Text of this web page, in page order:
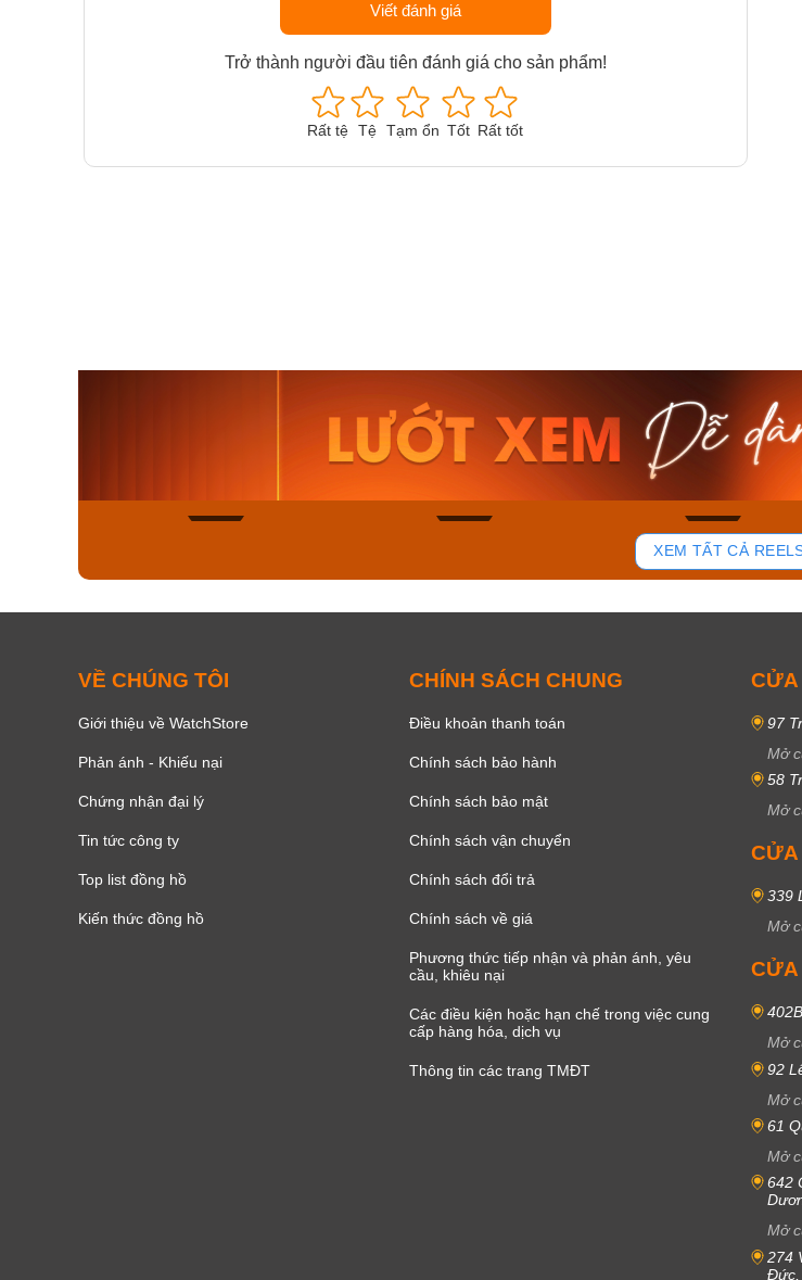
Viết đánh giá
Trở thành người đầu tiên đánh giá cho sản phẩm!
Rất tệ Tệ Tạm ổn Tốt Rất tốt
Casio Nam MTS-
115D-1AVDF
2.823.000₫
2.399.550₫
Mua ngay
Casio Nam MTS-
RS100L-1AVDF
4.276.000₫
3.634.600₫
XEM TẤT CẢ
VỀ CHÚNG TÔI
Giới thiệu về WatchStore
Phản ánh - Khiếu nại
Chứng nhận đại lý
Tin tức công ty
Top list đồng hồ
Kiến thức đồng hồ
CHÍNH SÁCH CHUNG
Điều khoản thanh toán
Chính sách bảo hành
Chính sách bảo mật
Chính sách vận chuyển
Chính sách đổi trả
Chính sách về giá
Phương thức tiếp nhận và phản ánh, yêu
cầu, khiêu nại
Các điều kiện hoặc hạn chế trong việc cung
cấp hàng hóa, dịch vụ
Thông tin các trang TMĐT
CỬA
97
Mở
58
Mở
CỬA
339
Mở
CỬA
Mở
92
Mở
61
Mở
642
Mở
274
Đức,